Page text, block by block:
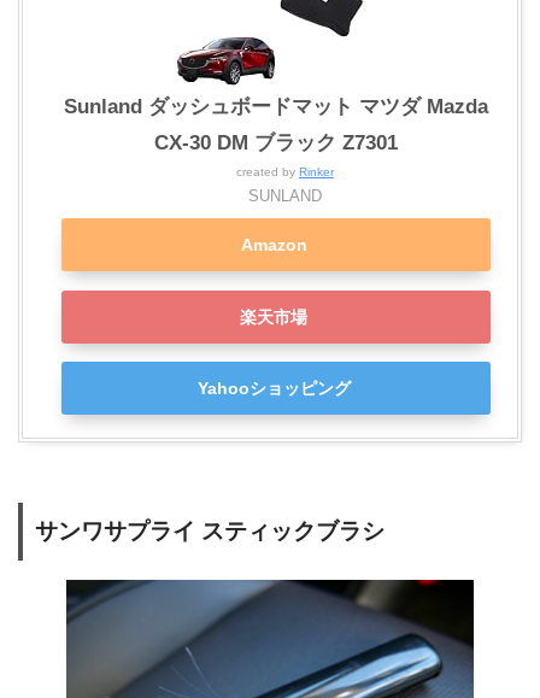
Sunland ダッシュボードマット マツダ Mazda
CX-30 DM ブラック Z7301
created by Rinker
SUNLAND
Amazon
楽天市場
Yahooショッピング
サンワサプライ スティックブラシ